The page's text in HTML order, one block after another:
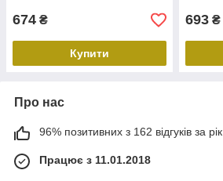
674 ₴
Купити
693 ₴
Про нас
96% позитивних з 162 відгуків за рік
Працює з 11.01.2018